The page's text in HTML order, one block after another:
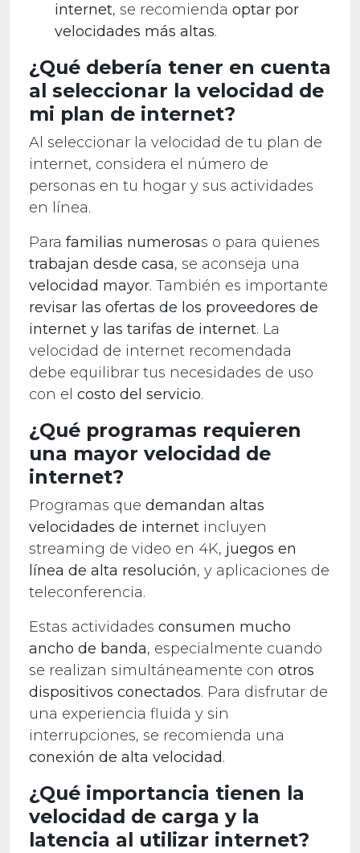
internet, se recomienda optar por
velocidades más altas.
¿Qué debería tener en cuenta
al seleccionar la velocidad de
mi plan de internet?
Al seleccionar la velocidad de tu plan de
internet, considera el número de
personas en tu hogar y sus actividades
en línea.
Para familias numerosas o para quienes
trabajan desde casa, se aconseja una
velocidad mayor. También es importante
revisar las ofertas de los proveedores de
internet y las tarifas de internet. La
velocidad de internet recomendada
debe equilibrar tus necesidades de uso
con el costo del servicio.
¿Qué programas requieren
una mayor velocidad de
internet?
Programas que demandan altas
velocidades de internet incluyen
streaming de video en 4K, juegos en
línea de alta resolución, y aplicaciones de
teleconferencia.
Estas actividades consumen mucho
ancho de banda, especialmente cuando
se realizan simultáneamente con otros
dispositivos conectados. Para disfrutar de
una experiencia fluida y sin
interrupciones, se recomienda una
conexión de alta velocidad.
¿Qué importancia tienen la
velocidad de carga y la
latencia al utilizar internet?